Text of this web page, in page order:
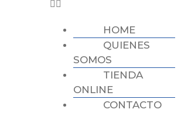
HOME
QUIENES
SOMOS
TIENDA
ONLINE
CONTACTO